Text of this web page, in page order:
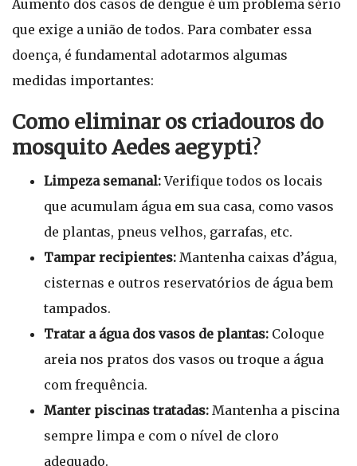
Aumento dos casos de dengue é um problema sério
que exige a união de todos. Para combater essa
doença, é fundamental adotarmos algumas
medidas importantes:
Como eliminar os criadouros do
mosquito Aedes aegypti?
Limpeza semanal:Verifique todos os locais
que acumulam água em sua casa, como vasos
de plantas, pneus velhos, garrafas, etc.
Tampar recipientes: Mantenha caixas d’água,
cisternas e outros reservatórios de água bem
tampados.
Tratar a água dos vasos de plantas: Coloque
areia nos pratos dos vasos ou troque a água
com frequência.
Manter piscinas tratadas: Mantenha a piscina
sempre limpa e com o nível de cloro
adequado.